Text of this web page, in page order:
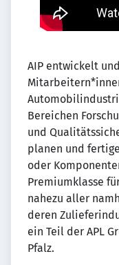
AIP entwickelt
Bereichen
und
planen und
oder
Premiumklasse
nahezu aller
deren
ein Teil der APL
Pfalz.